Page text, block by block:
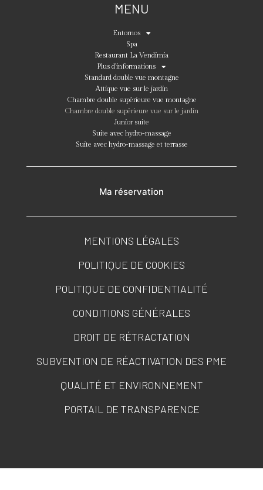
MENU
Entornos
Spa
Restaurant La Vendimia
Plus d’informations
Standard double vue montagne
Attique vue sur le jardin
Chambre double supérieure vue montagne
Chambre double supérieure vue sur le jardin
Junior suite
Suite avec hydro-massage
Suite avec hydro-massage et terrasse
Ma réservation
MENTIONS LÉGALES
POLITIQUE DE COOKIES
POLITIQUE DE CONFIDENTIALITÉ
CONDITIONS GÉNÉRALES
DROIT DE RÉTRACTATION
SUBVENTION DE RÉACTIVATION DES PME
QUALITÉ ET ENVIRONNEMENT
PORTAIL DE TRANSPARENCE